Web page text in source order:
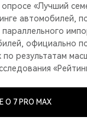
«Лучший
автомобилей,
официально
по результатам
7 PRO MAX